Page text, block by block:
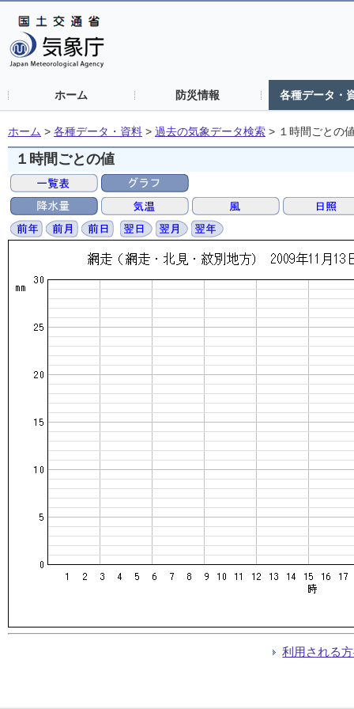
ホーム 防災情報 各種データ・
ホーム > 各種データ・資料 > 過去の気象データ検索 > １時間ごとの
１時間ごとの値
利用される